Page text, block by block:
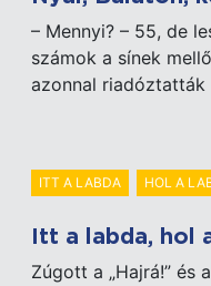
– Mennyi? – 55, de
számok a sínek
azonnal riadóztatták
ITT A LABDA HOL A
Itt a labda, hol
Zúgott a „Hajrá!” és